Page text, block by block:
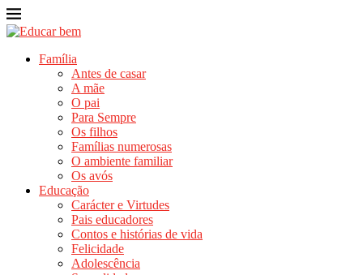
Família
Antes de casar
A mãe
O pai
Para Sempre
Os filhos
Famílias numerosas
O ambiente familiar
Os avós
Educação
Carácter e Virtudes
Pais educadores
Contos e histórias de vida
Felicidade
Adolescência